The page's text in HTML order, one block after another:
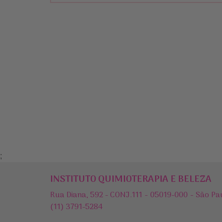
;
INSTITUTO QUIMIOTERAPIA E BELEZA
Rua Diana, 592 - CONJ.111 - 05019-000 - São
(11) 3791-5284